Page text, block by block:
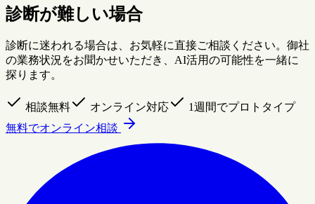
診断が難しい場合
診断に迷われる場合は、お気軽に直接ご相談ください。御社
の業務状況をお聞かせいただき、AI活用の可能性を一緒に
探ります。
相談無料 オンライン対応
1週間でプロトタイプ
無料でオンライン相談